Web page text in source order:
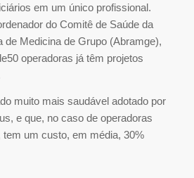
em um único profissional.
do Comitê de Saúde da
de Medicina de Grupo (Abramge),
operadoras já têm projetos
muito mais saudável adotado por
e que, no caso de operadoras
tem um custo, em média, 30%